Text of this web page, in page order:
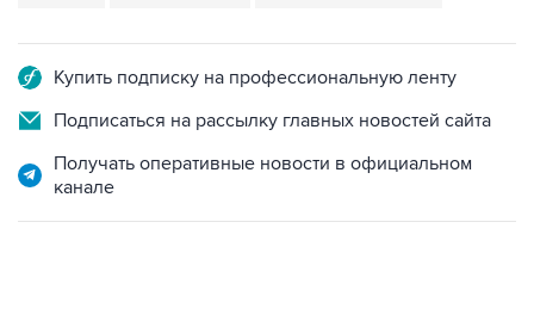
Купить подписку на профессиональную ленту
Подписаться на рассылку главных новостей сайта
Получать оперативные новости в официальном
канале